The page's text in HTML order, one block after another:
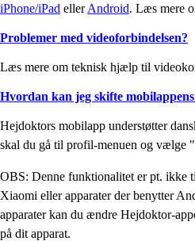
iPhone/iPad ellerAndroid. Læs mere
Problemer med videoforbindelsen?
Læs mere om teknisk hjælp til
Hvordan kan jeg skifte
Hejdoktors mobilapp understøtter
skal du gå til profil-menuen og vælge
OBS: Denne funktionalitet er pt. ikke
Xiaomi eller apparater der benytter
apparater kan du ændre Hejdoktor-
på dit apparat.